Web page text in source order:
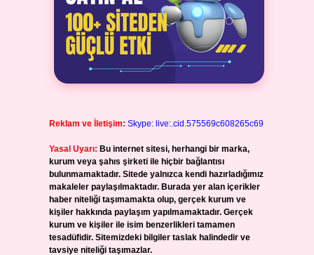
Reklam ve İletişim: Skype: live:.cid.575569c608265c69
Yasal Uyarı: Bu internet sitesi, herhangi bir marka,
kurum veya şahıs şirketi ile hiçbir bağlantısı
bulunmamaktadır. Sitede yalnızca kendi hazırladığımız
makaleler paylaşılmaktadır. Burada yer alan içerikler
haber niteliği taşımamakta olup, gerçek kurum ve
kişiler hakkında paylaşım yapılmamaktadır. Gerçek
kurum ve kişiler ile isim benzerlikleri tamamen
tesadüfidir. Sitemizdeki bilgiler taslak halindedir ve
tavsiye niteliği taşımazlar.